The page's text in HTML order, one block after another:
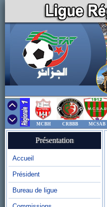
MCBH CRBBB MCSAB
Présentation
Accueil
Président
Bureau de ligue